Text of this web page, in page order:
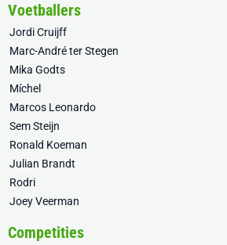
Voetballers
Jordi Cruijff
Marc-André ter Stegen
Mika Godts
Míchel
Marcos Leonardo
Sem Steijn
Ronald Koeman
Julian Brandt
Rodri
Joey Veerman
Competities